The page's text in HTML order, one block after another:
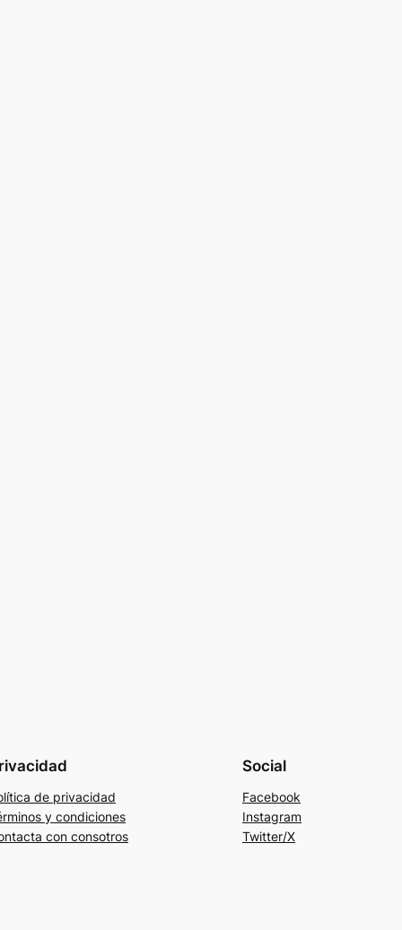
de privacidad
y condiciones
con consotros
Social
Facebook
Instagram
Twitter/X